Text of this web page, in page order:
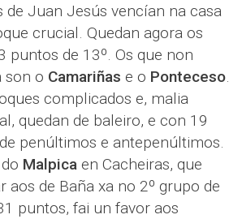
de Juan Jesús vencían na casa
crucial. Quedan agora os
puntos de 13º. Os que non
son o Camariñas e o Ponteceso.
complicados e, malia
quedan de baleiro, e con 19
penúltimos e antepenúltimos.
Malpica en Cacheiras, que
aos de Baña xa no 2º grupo de
puntos, fai un favor aos